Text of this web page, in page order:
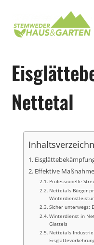
springen
Nettetal
Effektive
Professionelle
Nettetals Bürger
Sicher unterwegs:
Winterdienst in
Glatteis
Nettetals